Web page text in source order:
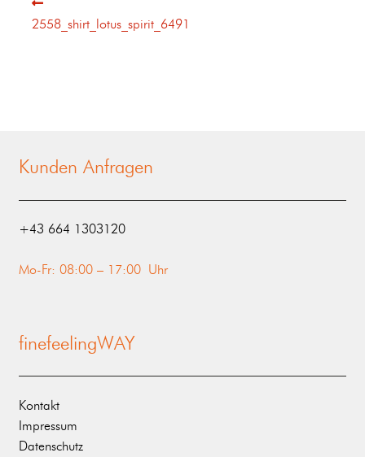
2558_shirt_lotus_spirit_6491
Kunden Anfragen
‭+43 664 1303120‬
Mo-Fr: 08:00 – 17:00 Uhr
finefeelingWAY
Kontakt
Impressum
Datenschutz